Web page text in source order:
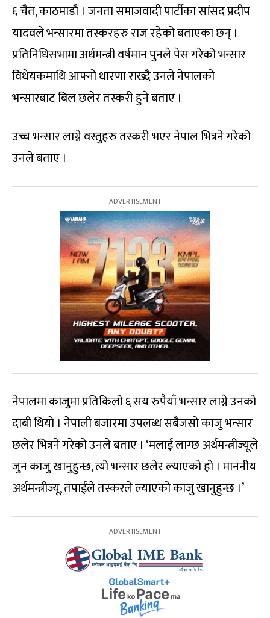
६ चैत, काठमाडौं । जनता समाजवादी पार्टीका सांसद प्रदीप
यादवले भन्सारमा तस्करहरु राज रहेको बताएका छन् ।
प्रतिनिधिसभामा अर्थमन्त्री वर्षमान पुनले पेस गरेको भन्सार
विधेयकमाथि आफ्नो धारणा राख्दै उनले नेपालको
भन्सारबाट बिल छलेर तस्करी हुने बताए ।
उच्च भन्सार लाग्ने वस्तुहरु तस्करी भएर नेपाल भित्रने गरेको
उनले बताए ।
नेपालमा काजुमा प्रतिकिलो ६ सय रुपैयाँ भन्सार लाग्ने उनको
दाबी थियो । नेपाली बजारमा उपलब्ध सबैजसो काजु भन्सार
छलेर भित्रने गरेको उनले बताए । ‘मलाई लाग्छ अर्थमन्त्रीज्यूले
जुन काजु खानुहुन्छ, त्यो भन्सार छलेर ल्याएको हो । माननीय
अर्थमन्त्रीज्यू, तपाईंले तस्करले ल्याएको काजु खानुहुन्छ ।’